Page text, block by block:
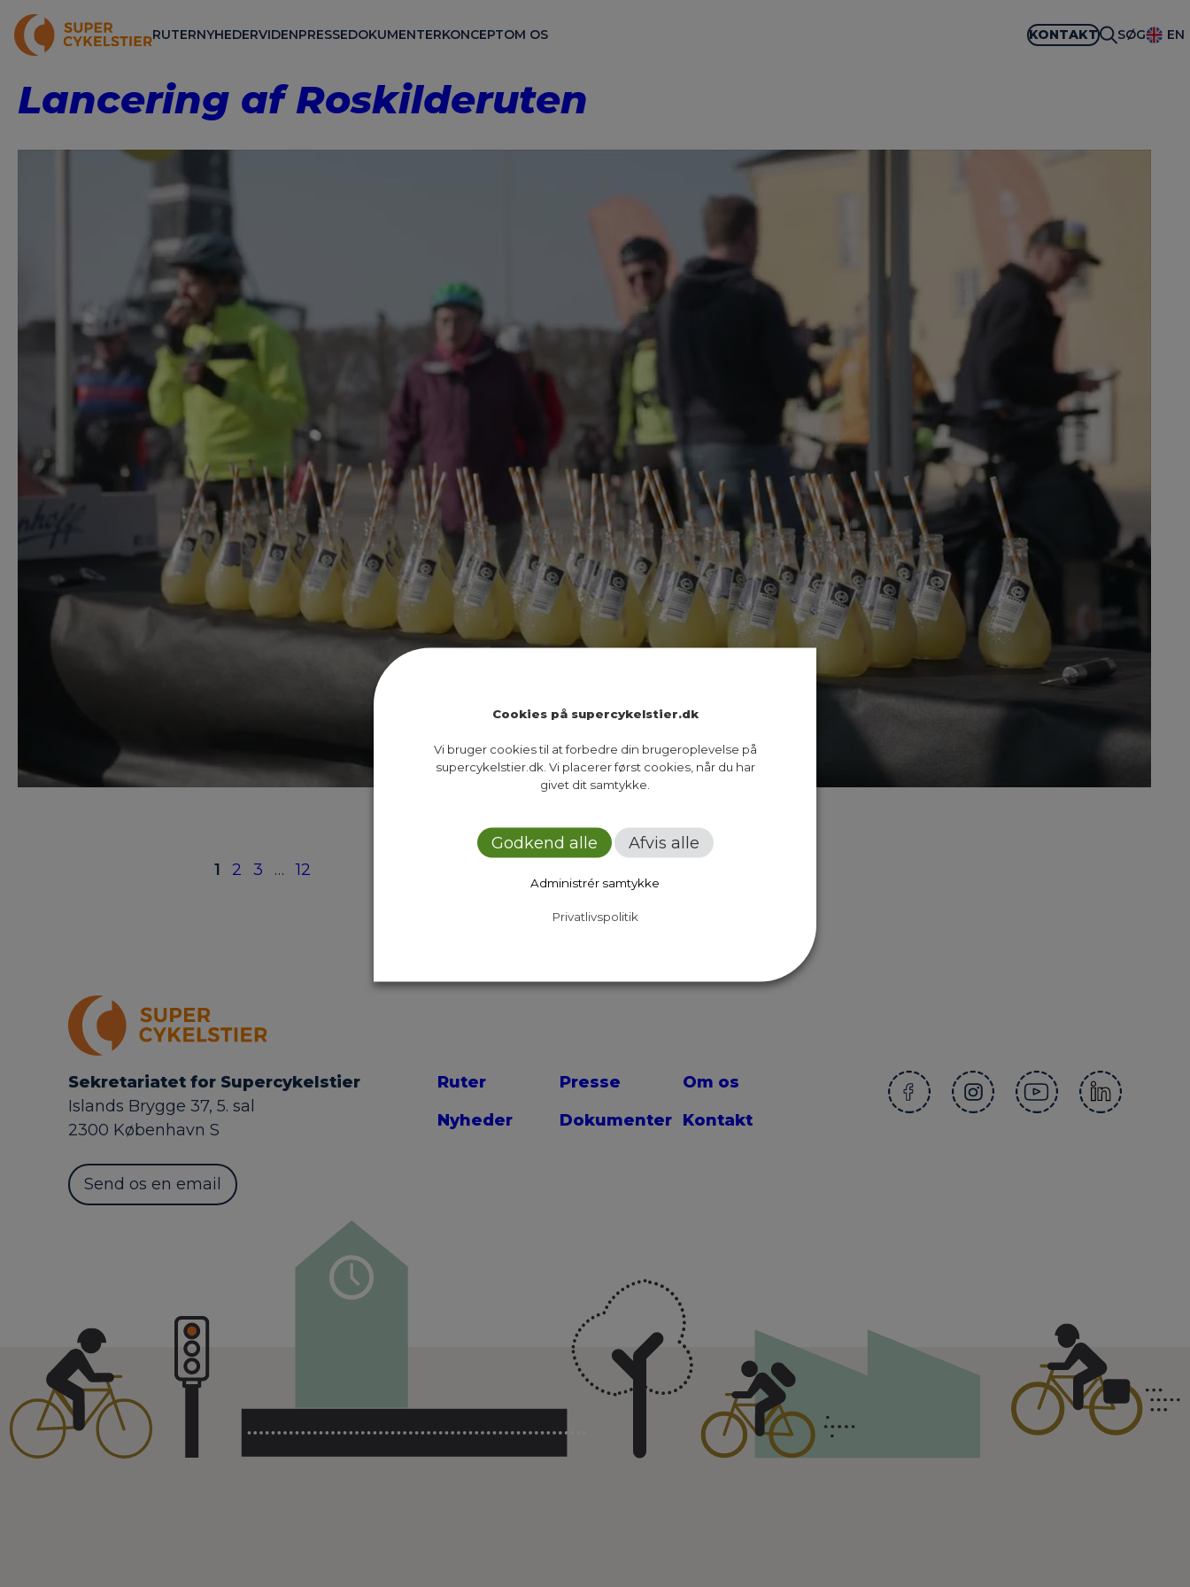
RUTERNYHEDERVIDENPRESSEDOKUMENTERKONCEPTOM OS KONTAKT SØG EN
Lancering af Roskilderuten
1 2 3 … 12
Sekretariatet for Supercykelstier
Islands Brygge 37, 5. sal
2300 København S
Send os en email
Ruter
Nyheder
Presse
Dokumenter
Om os
Kontakt
Cookies på supercykelstier.dk
Vi bruger cookies til at forbedre din brugeroplevelse på
supercykelstier.dk. Vi placerer først cookies, når du har
givet dit samtykke.
Godkend alle Afvis alle
Administrér samtykke
Privatlivspolitik